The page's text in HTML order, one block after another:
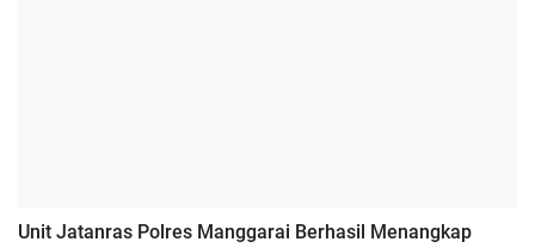
Unit Jatanras Polres Manggarai Berhasil Menangkap